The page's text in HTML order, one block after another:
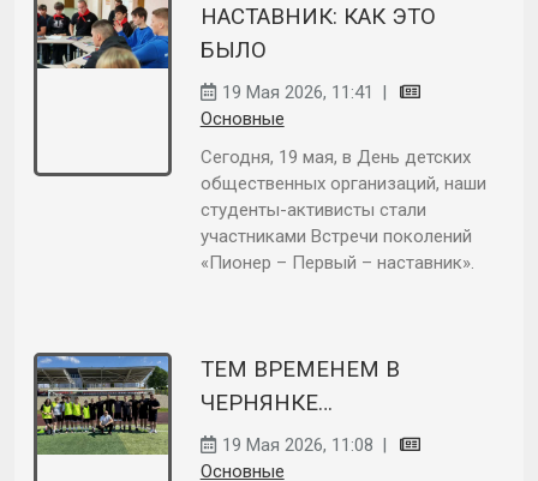
НАСТАВНИК: КАК ЭТО
БЫЛО
19 Мая 2026, 11:41
|
Основные
Сегодня, 19 мая, в День детских
общественных организаций, наши
студенты-активисты стали
участниками Встречи поколений
«Пионер – Первый – наставник».
ТЕМ ВРЕМЕНЕМ В
ЧЕРНЯНКЕ…
19 Мая 2026, 11:08 |
Основные